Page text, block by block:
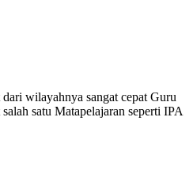
wilayahnya sangat cepat Guru
satu Matapelajaran seperti IPA